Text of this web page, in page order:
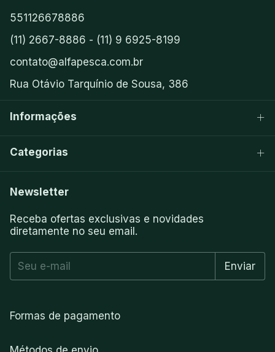
551126678886
(11) 2667-8886 - (11) 9 6925-8199
contato@alfapesca.com.br
Rua Otávio Tarquínio de Sousa, 386
Informações
Categorias
Newsletter
Receba ofertas exclusivas e novidades
diretamente no seu email.
Formas de pagamento